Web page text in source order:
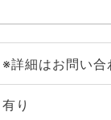
※詳細はお問い合
有り